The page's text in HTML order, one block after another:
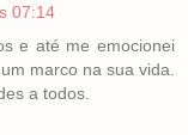
07:14
e até me emocionei
marco na sua vida.
a todos.